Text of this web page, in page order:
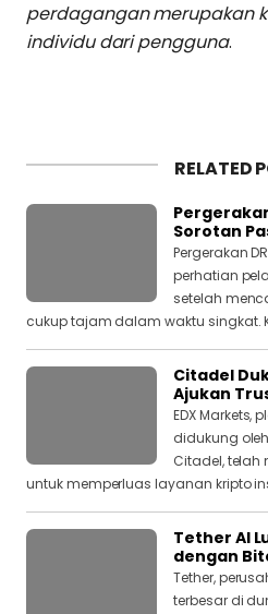
perdagangan merupakan
individu dari pengguna.
RELATED
Sorotan
Pergerakan
perhatian
setelah
cukup tajam dalam waktu singkat.
Citadel
Ajukan
EDX Markets,
didukung
Citadel, telah
untuk memperluas layanan kripto
Tether AI
dengan
Tether,
terbesar di